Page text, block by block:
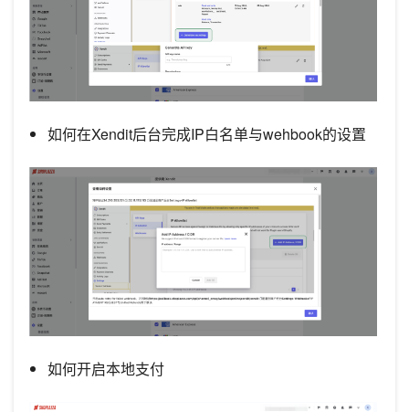
如何在Xendit后台完成IP白名单与wehbook的设置
如何开启本地支付